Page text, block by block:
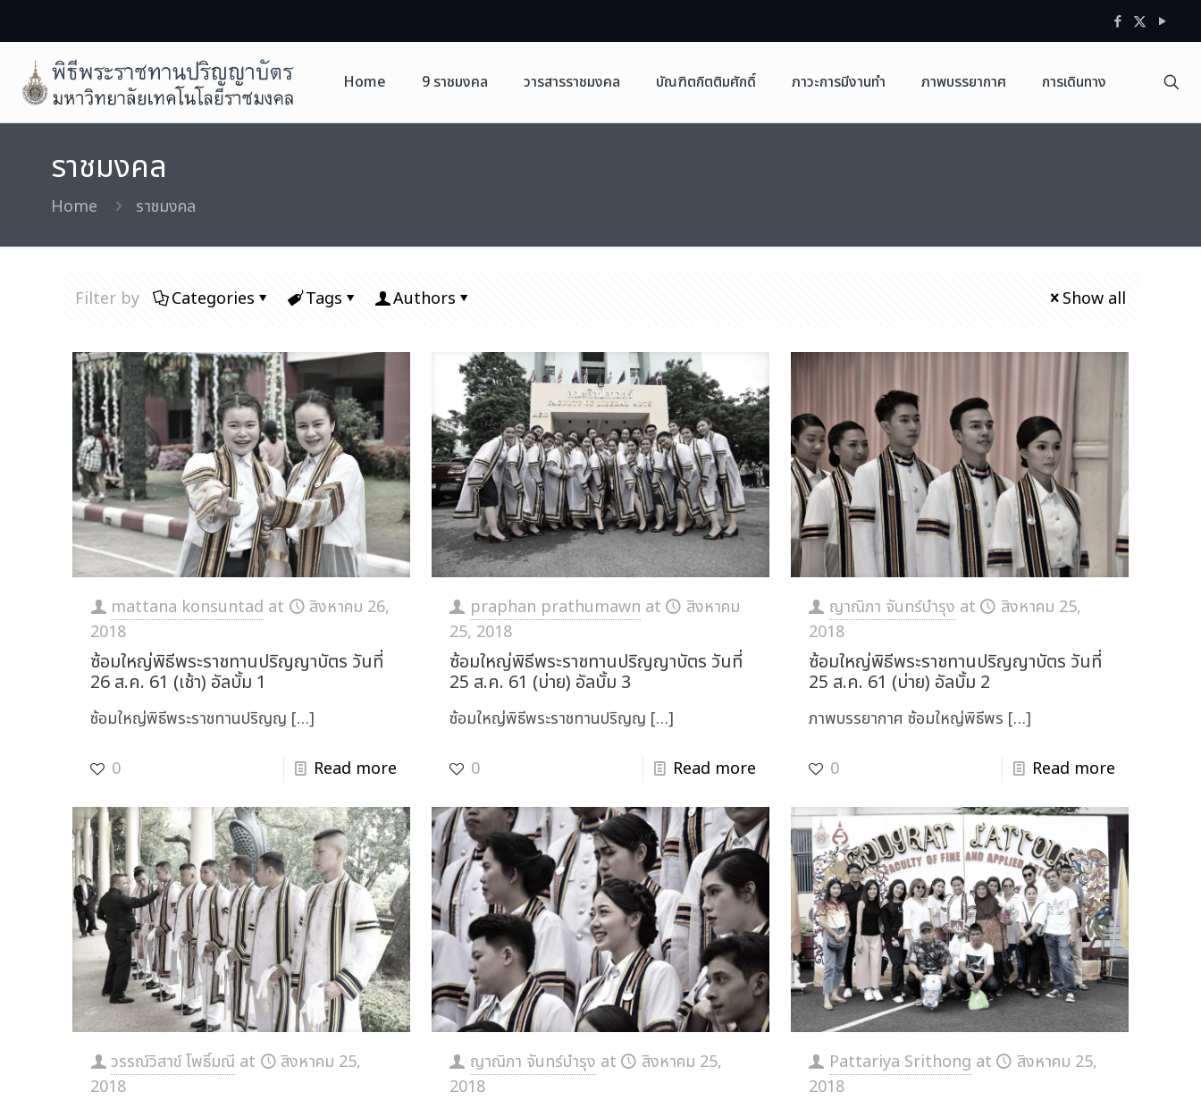
Home 9 ราชมงคล วารสารราชมงคล บัณฑิตกิตติมศักดิ์ ภาวะการมีงานทำ ภาพบรรยากาศ การเดินทาง
ราชมงคล
Home ราชมงคล
Filter by Categories Tags Authors Show all
mattana konsuntad at
สิงหาคม 26,
2018
ซ้อมใหญ่พิธีพระราชทานปริญญาบัตร วันที่
26 ส.ค. 61 (เช้า) อัลบั้ม 1
ซ้อมใหญ่พิธีพระราชทานปริญญ […]
0 Read more
praphan prathumawn at
สิงหาคม
25, 2018
ซ้อมใหญ่พิธีพระราชทานปริญญาบัตร วันที่
25 ส.ค. 61 (บ่าย) อัลบั้ม 3
ซ้อมใหญ่พิธีพระราชทานปริญญ […]
0 Read more
ญาณิภา จันทร์บำรุง at
สิงหาคม 25,
2018
ซ้อมใหญ่พิธีพระราชทานปริญญาบัตร วันที่
25 ส.ค. 61 (บ่าย) อัลบั้ม 2
ภาพบรรยากาศ ซ้อมใหญ่พิธีพร […]
0 Read more
วรรณ์วิสาข์ โพธิ์มณี at
สิงหาคม 25,
2018
ญาณิภา จันทร์บำรุง at
สิงหาคม 25,
2018
Pattariya Srithong at
สิงหาคม 25,
2018